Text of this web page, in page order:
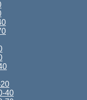
40